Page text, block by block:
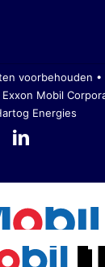
voorbehouden •
Mobil
Energies